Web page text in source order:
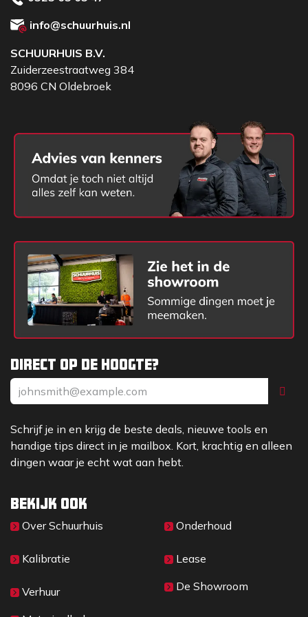
Direct op de hoogte?
Schrijf je in en krijg de beste deals, nieuwe tools en
handige tips direct in je mailbox. Kort, krachtig en alleen
dingen waar je echt wat aan hebt.
Bekijk ook
Over Sc​huurhuis
Kalibratie
Verhuur
Onderhoud
Lease
De Showroom
info@schuurhuis.nl
SCHUURHUIS B.V.
Zuiderzeestraatweg 384
8096 CN Oldebroek